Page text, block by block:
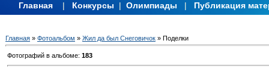
Главная | Конкурсы | Олимпиады | Публикация
Главная » Фотоальбом » Жил да был Снеговичок » Поделки
Фотографий в альбоме: 183